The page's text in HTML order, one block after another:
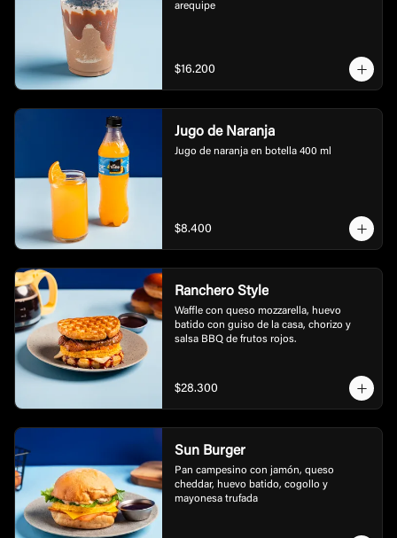
arequipe
$16.200
Jugo de Naranja
Jugo de naranja en botella 400 ml
$8.400
Ranchero Style
Waffle con queso mozzarella, huevo
batido con guiso de la casa, chorizo y
salsa BBQ de frutos rojos.
$28.300
Sun Burger
Pan campesino con jamón, queso
cheddar, huevo batido, cogollo y
mayonesa trufada